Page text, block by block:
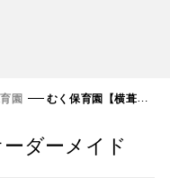
園 むく保育園【横葺き】オーダーメイド
ダーメイド